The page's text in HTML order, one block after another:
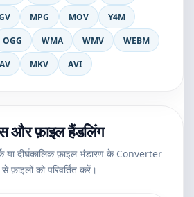
MPG MOV
Y4M
OGG WMA WMV
WEBM
MKV AVI
और फ़ाइल हैंडलिंग
या दीर्घकालिक फ़ाइल भंडारण के Converter
फ़ाइलों को परिवर्तित करें।